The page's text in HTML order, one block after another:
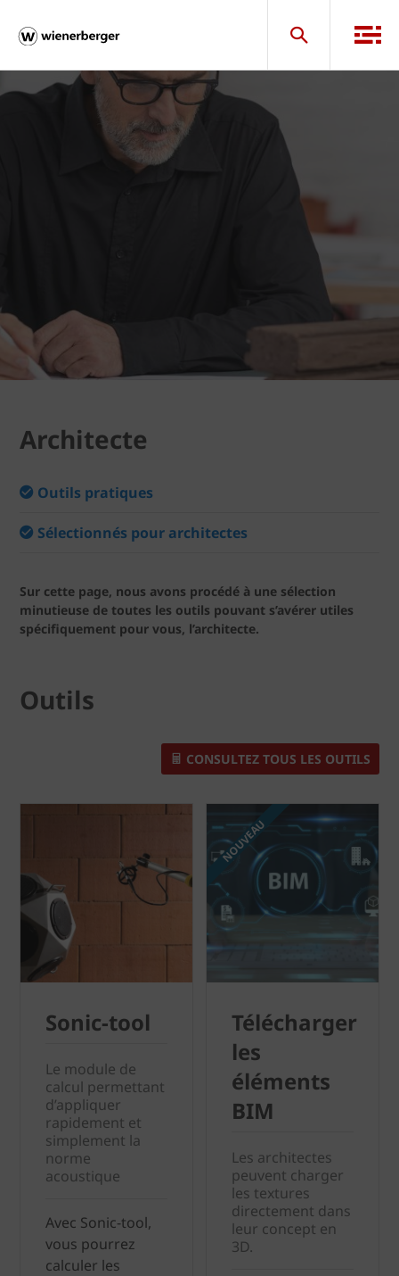
Architecte
Outils pratiques
Sélectionnés pour architectes
Sur cette page, nous avons procédé à une sélection
minutieuse de toutes les outils pouvant s’avérer utiles
spécifiquement pour vous, l’architecte.
Outils
CONSULTEZ TOUS LES OUTILS
Sonic-tool
Le module de
calcul permettant
d’appliquer
rapidement et
simplement la
norme
acoustique
Avec Sonic-tool,
vous pourrez
calculer les
Télécharger
les
éléments
BIM
Les architectes
peuvent charger
les textures
directement dans
leur concept en
3D.
NOUVEAU